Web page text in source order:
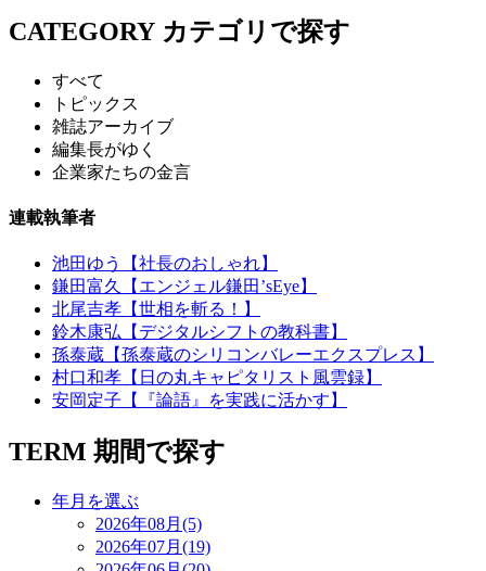
CATEGORY カテゴリで探す
すべて
トピックス
雑誌アーカイブ
編集長がゆく
企業家たちの金言
連載執筆者
池田ゆう【社長のおしゃれ】
鎌田富久【エンジェル鎌田’sEye】
北尾吉孝【世相を斬る！】
鈴木康弘【デジタルシフトの教科書】
孫泰蔵【孫泰蔵のシリコンバレーエクスプレス】
村口和孝【日の丸キャピタリスト風雲録】
安岡定子【『論語』を実践に活かす】
TERM 期間で探す
年月を選ぶ
2026年08月(5)
2026年07月(19)